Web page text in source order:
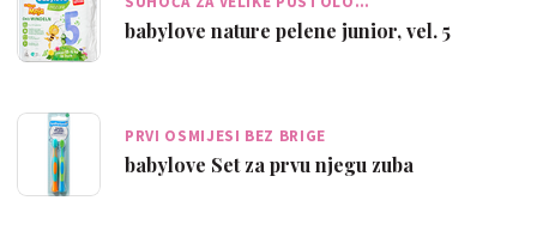
babylove nature pelene junior, vel. 5
PRVI OSMIJESI BEZ BRIGE
babylove Set za prvu njegu zuba